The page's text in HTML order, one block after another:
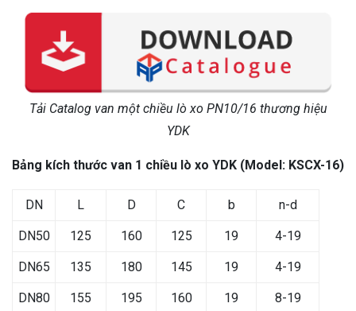
Tải Catalog van một chiều lò xo PN10/16 thương hiệu
YDK
Bảng kích thước van 1 chiều lò xo YDK (Model: KSCX-16)
DN L D C b n-d
DN50 125 160 125 19 4-19
DN65 135 180 145 19 4-19
DN80 155 195 160 19 8-19